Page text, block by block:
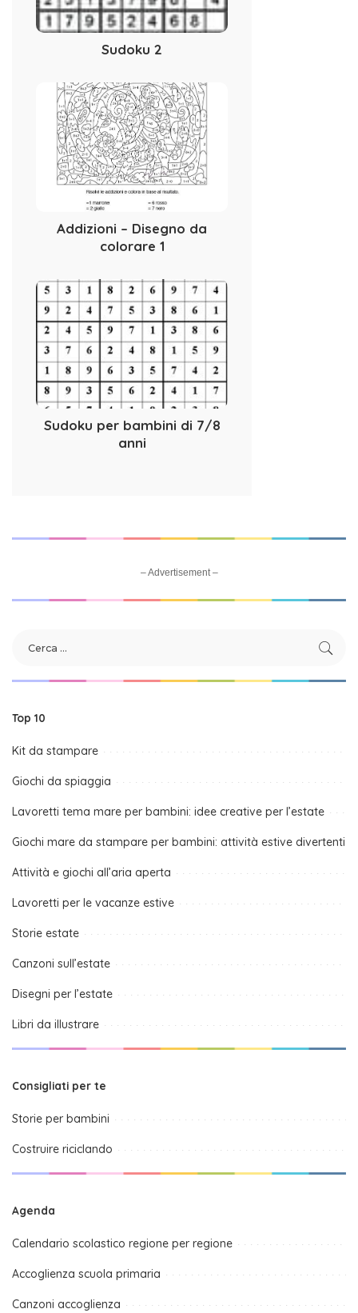
Sudoku 2
Addizioni – Disegno da
colorare 1
Sudoku per bambini di 7/8
anni
– Advertisement –
Top 10
Kit da stampare
Giochi da spiaggia
Lavoretti tema mare per bambini: idee creative per l’estate
Giochi mare da stampare per bambini: attività estive divertenti
Attività e giochi all’aria aperta
Lavoretti per le vacanze estive
Storie estate
Canzoni sull’estate
Disegni per l’estate
Libri da illustrare
Consigliati per te
Storie per bambini
Costruire riciclando
Agenda
Calendario scolastico regione per regione
Accoglienza scuola primaria
Canzoni accoglienza